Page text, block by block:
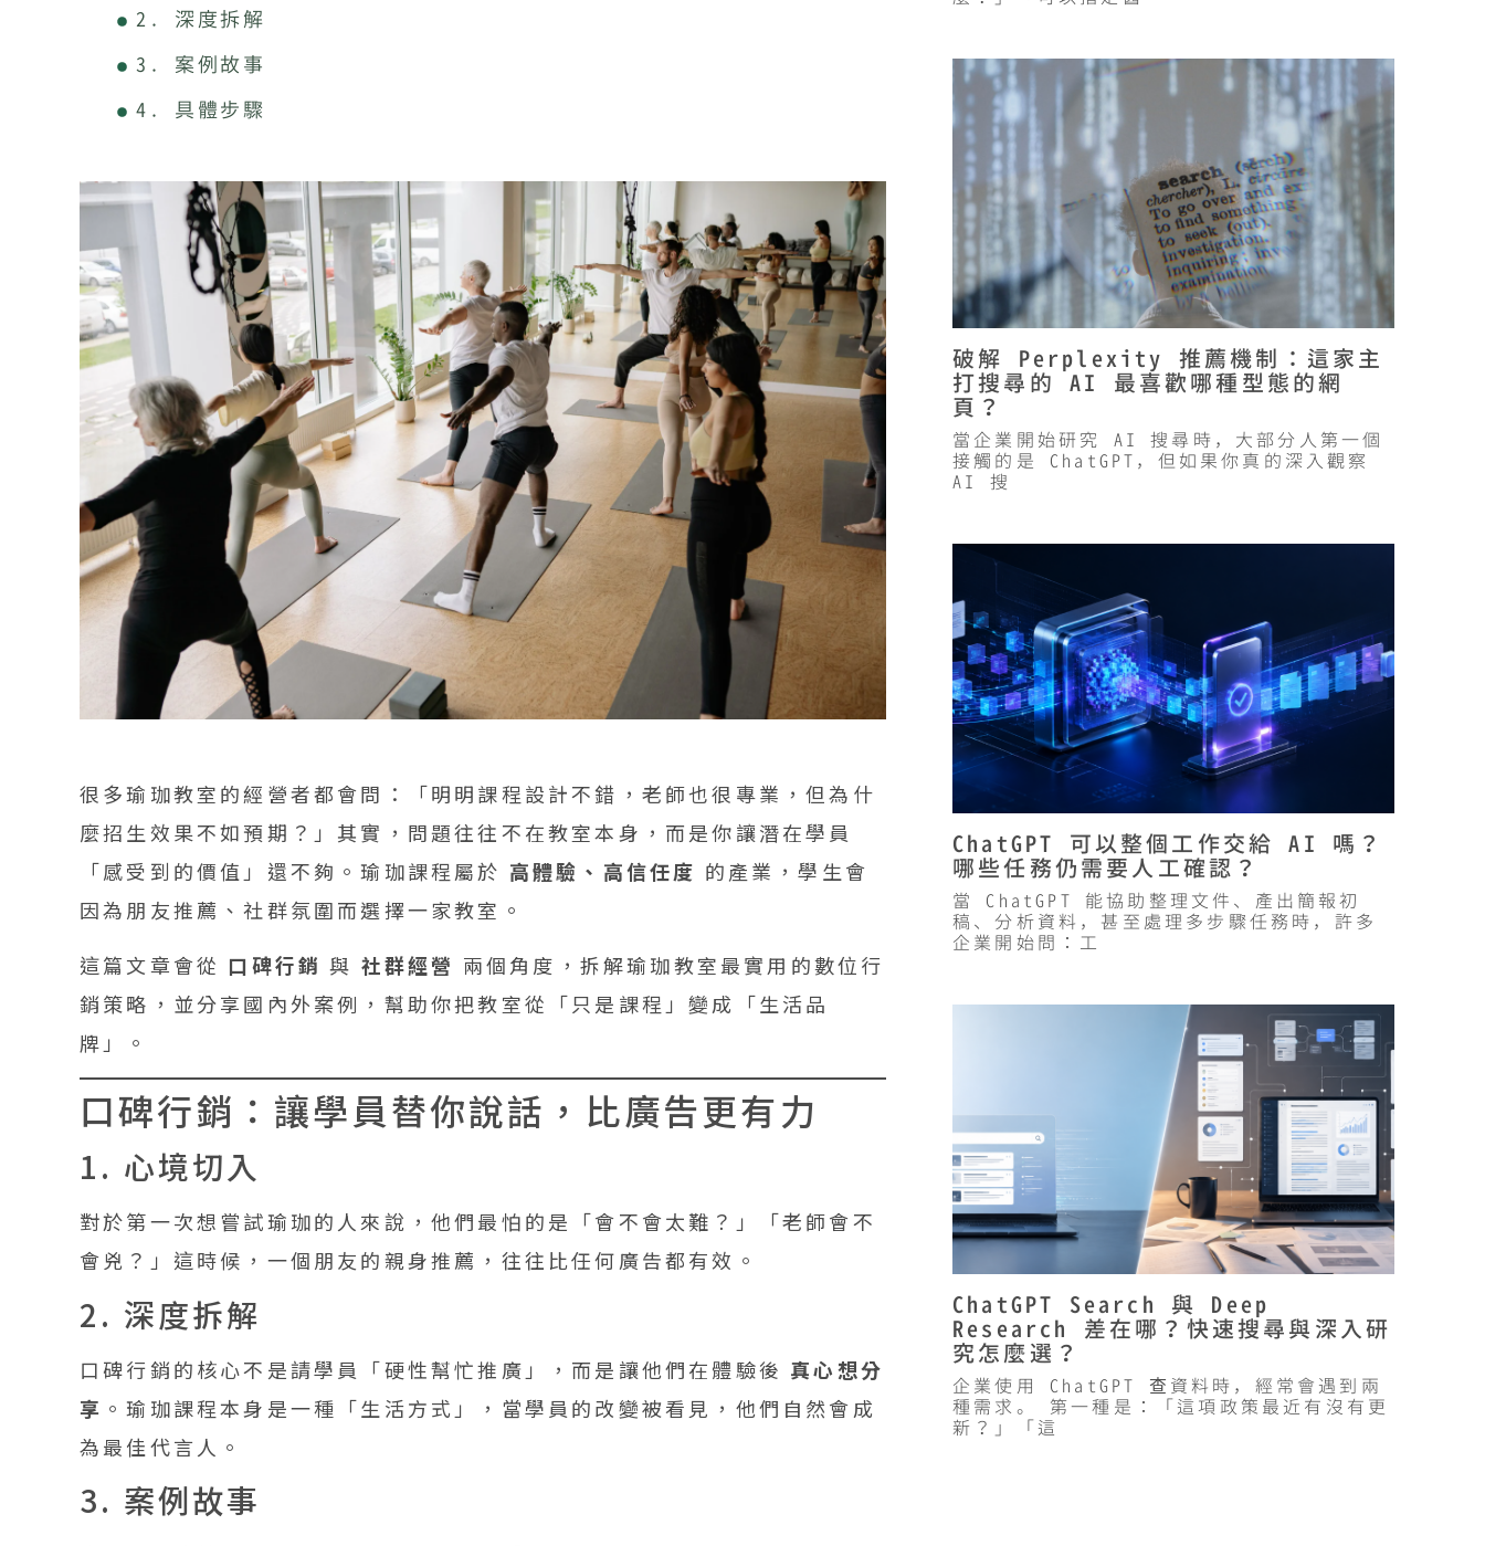
2. 深度拆解
3. 案例故事
4. 具體步驟
6. 思維升級
口碑行銷 × 社群經營的結合
康思迅數位的建議
中小企業數位轉型領導品牌
很多瑜珈教室的經營者都會問：「明明課程設計不錯，老師也很專業，但為什
麼招生效果不如預期？」其實，問題往往不在教室本身，而是你讓潛在學員
「感受到的價值」還不夠。瑜珈課程屬於 高體驗、高信任度 的產業，學生會
因為朋友推薦、社群氛圍而選擇一家教室。
這篇文章會從 口碑行銷 與 社群經營 兩個角度，拆解瑜珈教室最實用的數位行
銷策略，並分享國內外案例，幫助你把教室從「只是課程」變成「生活品
牌」。
口碑行銷：讓學員替你說話，比廣告更有力
1. 心境切入
對於第一次想嘗試瑜珈的人來說，他們最怕的是「會不會太難？」「老師會不
會兇？」這時候，一個朋友的親身推薦，往往比任何廣告都有效。
2. 深度拆解
口碑行銷的核心不是請學員「硬性幫忙推廣」，而是讓他們在體驗後 真心想分
享 。瑜珈課程本身是一種「生活方式」，當學員的改變被看見，他們自然會成
為最佳代言人。
3. 案例故事
破解 Perplexity 推薦機制：這家主
打搜尋的 AI 最喜歡哪種型態的網
頁？
當企業開始研究 AI 搜尋時，大部分人第一個
接觸的是 ChatGPT，但如果你真的深入觀察
AI 搜
ChatGPT 可以整個工作交給 AI 嗎？
哪些任務仍需要人工確認？
當 ChatGPT 能協助整理文件、產出簡報初
稿、分析資料，甚至處理多步驟任務時，許多
企業開始問：工
ChatGPT Search 與 Deep
Research 差在哪？快速搜尋與深入研
究怎麼選？
企業使用 ChatGPT 查資料時，經常會遇到兩
種需求。 第一種是：「這項政策最近有沒有更
新？」「這